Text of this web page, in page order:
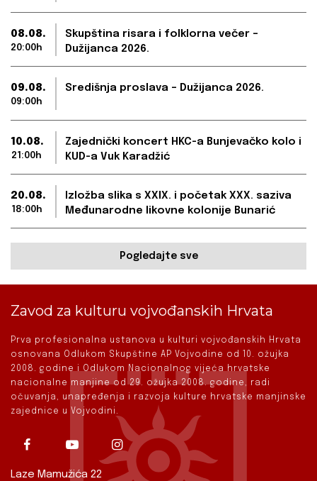
08.08.
20:00h
Skupština risara i folklorna večer –
Dužijanca 2026.
09.08.
09:00h
Središnja proslava – Dužijanca 2026.
10.08.
21:00h
Zajednički koncert HKC-a Bunjevačko kolo i
KUD-a Vuk Karadžić
20.08.
18:00h
Izložba slika s XXIX. i početak XXX. saziva
Međunarodne likovne kolonije Bunarić
Pogledajte sve
Zavod za kulturu vojvođanskih Hrvata
Prva profesionalna ustanova u kulturi vojvođanskih Hrvata
osnovana Odlukom Skupštine AP Vojvodine od 10. ožujka
2008. godine i Odlukom Nacionalnog vijeća hrvatske
nacionalne manjine od 29. ožujka 2008. godine, radi
očuvanja, unapređenja i razvoja kulture hrvatske manjinske
zajednice u Vojvodini.
Laze Mamužića 22